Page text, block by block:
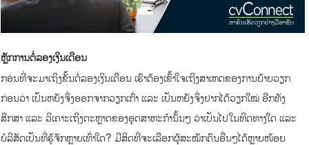
ຫຼັກການຕໍ່ລອງເງິນເດືອນ
ກອ່ນທີ່ຈະມາເຖິງຂັ້ນຕໍ່ລອງເງິນເດືອນ ເຮົາຕ້ອງເຂົ້າໃຈເຖິງສາເຫດຂອງການຍ້າຍວຽກ
ກ່ອນວ່າ ເປັນຫຍັງຈຶ່ງອອກຈາກວຽກເກົ່າ ແລະ ເປັນຫຍັງຈຶ່ງຢາກໄດ້ວຽກໃໝ່ ອີກທັງ
ສຶກສາ ແລະ ວິເຄາະເຖິງຕະຫຼາດຂອງອຸດສາຫະກຳນັ້ນໆ ວ່າເປັນໄປໃນທິດທາງໃດ ແລະ
ບໍລິສັດເປັນທີ່ຮູ້ຈັກຫຼາຍເທົ່າໃດ? ມີສິດທີ່ຈະເລືອກຜູ້ສະໝັກຄົນອື່ນໆໄດ້ຫຼາຍໜ້ອຍ